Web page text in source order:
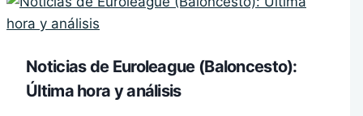
Noticias de Euroleague (Baloncesto):
Última hora y análisis